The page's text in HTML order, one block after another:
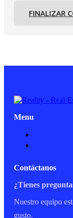
FINALIZAR
Menu
Contáctanos
¿Tienes
Nuestro equipo
gusto.